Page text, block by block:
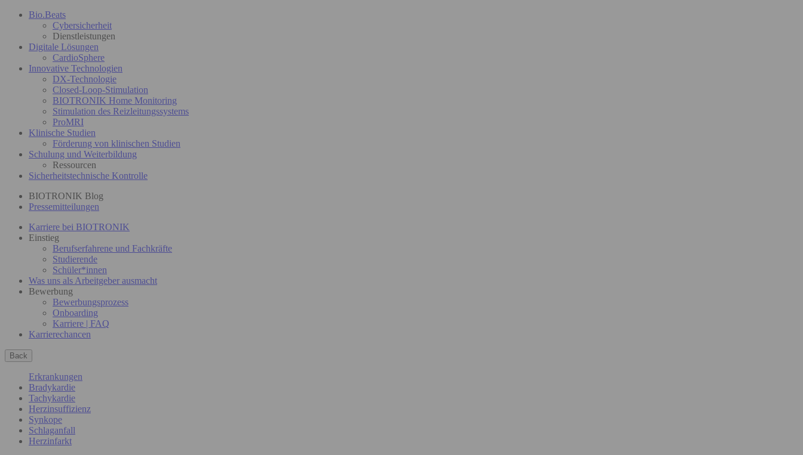
Bio.Beats
Cybersicherheit
Dienstleistungen
Digitale Lösungen
CardioSphere
Innovative Technologien
DX-Technologie
Closed-Loop-Stimulation
BIOTRONIK Home Monitoring
Stimulation des Reizleitungssystems
ProMRI
Klinische Studien
Förderung von klinischen Studien
Schulung und Weiterbildung
Ressourcen
Sicherheitstechnische Kontrolle
BIOTRONIK Blog
Pressemitteilungen
Karriere bei BIOTRONIK
Einstieg
Berufserfahrene und Fachkräfte
Studierende
Schüler*innen
Was uns als Arbeitgeber ausmacht
Bewerbung
Bewerbungsprozess
Onboarding
Karriere | FAQ
Karrierechancen
Back
Erkrankungen
Bradykardie
Tachykardie
Herzinsuffizienz
Synkope
Schlaganfall
Herzinfarkt